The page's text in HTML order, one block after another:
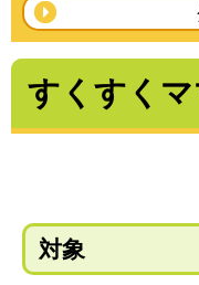
すくすく
対象